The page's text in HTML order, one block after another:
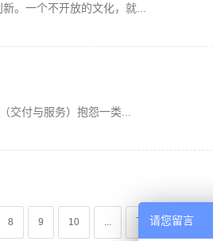
。一个不开放的文化，就...
交付与服务）抱怨一类...
8 9 10 ... 下一页 尾页
请您留言